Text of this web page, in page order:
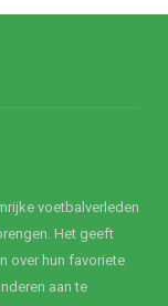
voetbalverleden
Het geeft
over hun favoriete
aan te